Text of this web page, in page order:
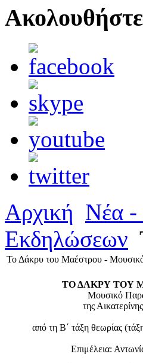
Αρχική Νέα -
Εκδηλώσεων
Το Δάκρυ του Μαέστρου -
ΤΟ ΔΑΚΡΥ ΤΟΥ
Μουσικό
της
από τη Β΄ τάξη θεωρίας
Επιμέλεια: